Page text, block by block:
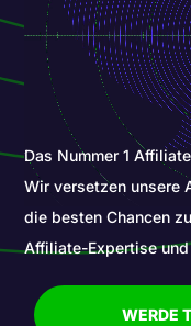
Das Nummer 1
Wir versetzen unsere
die besten Chancen
Affiliate-Expertise
WERDE